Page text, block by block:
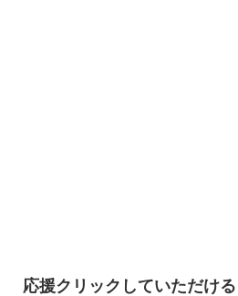
応援クリックしていただけ